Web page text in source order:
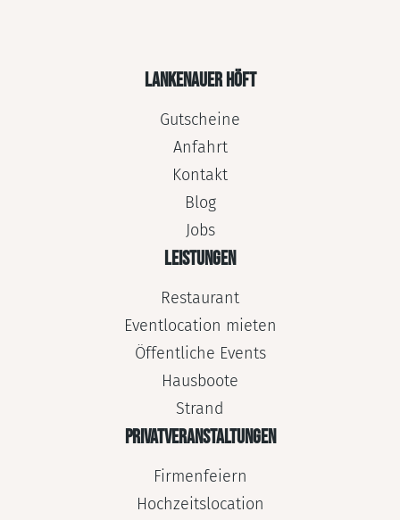
LANKENAUER HÖFT
Gutscheine
Anfahrt
Kontakt
Blog
Jobs
LEISTUNGEN
Restaurant
Eventlocation mieten
Öffentliche Events
Hausboote
Strand
PRIVATVERANSTALTUNGEN
Firmenfeiern
Hochzeitslocation